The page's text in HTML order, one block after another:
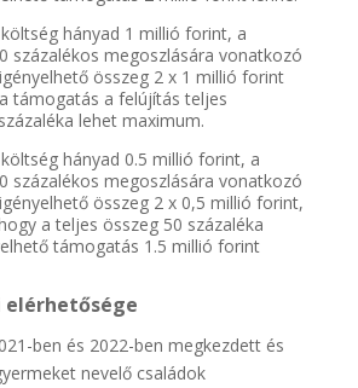
hányad 1 millió forint, a
százalékos megoszlására vonatkozó
összeg 2 x 1 millió forint
támogatás a felújítás teljes
lehet maximum.
hányad 0.5 millió forint, a
százalékos megoszlására vonatkozó
összeg 2 x 0,5 millió forint,
a teljes összeg 50 százaléka
támogatás 1.5 millió forint
ben és 2022-ben megkezdett és
nevelő családok